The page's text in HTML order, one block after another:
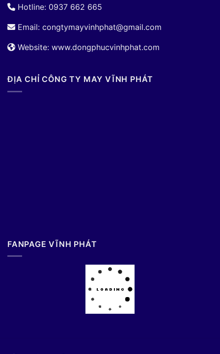
Hotline: 0937 662 665
Email: congtymayvinhphat@gmail.com
Website: www.dongphucvinhphat.com
ĐỊA CHỈ CÔNG TY MAY VĨNH PHÁT
FANPAGE VĨNH PHÁT